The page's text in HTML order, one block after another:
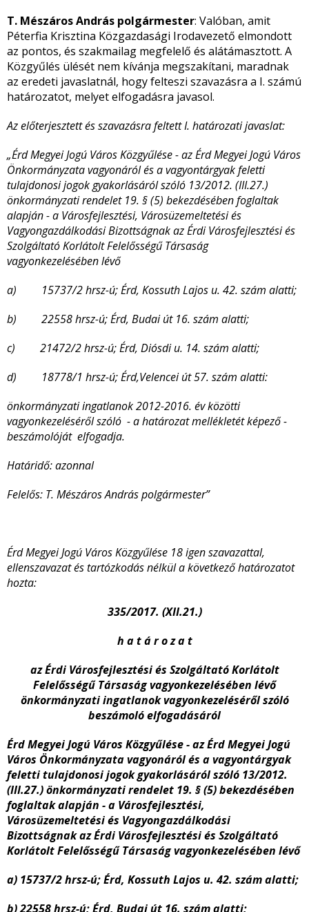
T. Mészáros András polgármester: Valóban, amit
Péterfia Krisztina Közgazdasági Irodavezető elmondott
az pontos, és szakmailag megfelelő és alátámasztott. A
Közgyűlés ülését nem kívánja megszakítani, maradnak
az eredeti javaslatnál, hogy felteszi szavazásra a I. számú
határozatot, melyet elfogadásra javasol.
Az előterjesztett és szavazásra feltett I. határozati javaslat:
„Érd Megyei Jogú Város Közgyűlése - az Érd Megyei Jogú Város
Önkormányzata vagyonáról és a vagyontárgyak feletti
tulajdonosi jogok gyakorlásáról szóló 13/2012. (III.27.)
önkormányzati rendelet 19. § (5) bekezdésében foglaltak
alapján - a Városfejlesztési, Városüzemeltetési és
Vagyongazdálkodási Bizottságnak az Érdi Városfejlesztési és
Szolgáltató Korlátolt Felelősségű Társaság
vagyonkezelésében lévő
a) 15737/2 hrsz-ú; Érd, Kossuth Lajos u. 42. szám alatti;
b) 22558 hrsz-ú; Érd, Budai út 16. szám alatti;
c) 21472/2 hrsz-ú; Érd, Diósdi u. 14. szám alatti;
d) 18778/1 hrsz-ú; Érd,Velencei út 57. szám alatti:
önkormányzati ingatlanok 2012-2016. év közötti
vagyonkezeléséről szóló - a határozat mellékletét képező -
beszámolóját elfogadja.
Határidő: azonnal
Felelős: T. Mészáros András polgármester”
Érd Megyei Jogú Város Közgyűlése 18 igen szavazattal,
ellenszavazat és tartózkodás nélkül a következő határozatot
hozta:
335/2017. (XII.21.)
h a t á r o z a t
azÉrdi Városfejlesztési és Szolgáltató Korlátolt
Felelősségű Társaság vagyonkezelésében lévő
önkormányzati ingatlanok vagyonkezeléséről szóló
beszámoló elfogadásáról
Érd Megyei Jogú Város Közgyűlése - az Érd Megyei Jogú
Város Önkormányzata vagyonáról és a vagyontárgyak
feletti tulajdonosi jogok gyakorlásáról szóló 13/2012.
(III.27.) önkormányzati rendelet 19. § (5) bekezdésében
foglaltak alapján - a Városfejlesztési,
Városüzemeltetési és Vagyongazdálkodási
Bizottságnak az Érdi Városfejlesztési és Szolgáltató
Korlátolt Felelősségű Társaság vagyonkezelésében lévő
a) 15737/2 hrsz-ú; Érd, Kossuth Lajos u. 42. szám alatti;
b)22558 hrsz-ú; Érd, Budai út 16. szám alatti;